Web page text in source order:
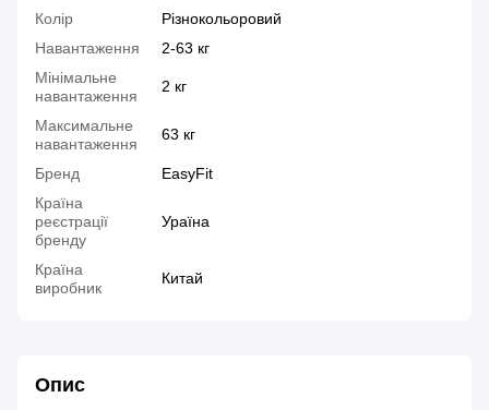
Колір
Різнокольоровий
Навантаження
2-63 кг
Мінімальне
навантаження
2 кг
Максимальне
навантаження
63 кг
Бренд
EasyFit
Країна
реєстрації
бренду
Ураїна
Країна
виробник
Китай
Опис